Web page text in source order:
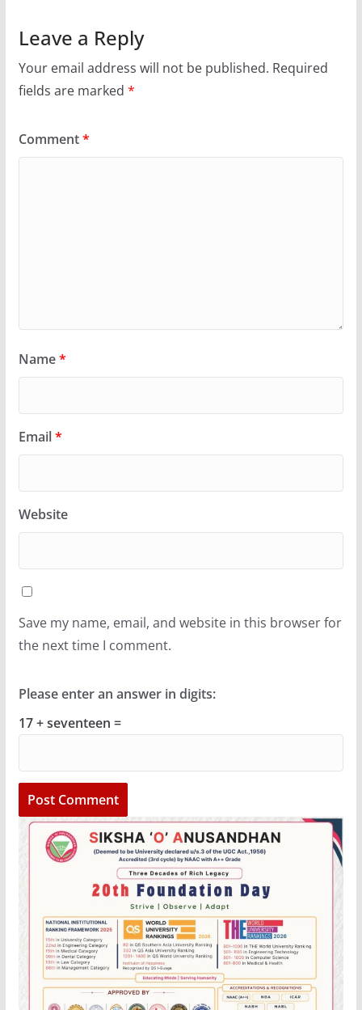
Leave a Reply
Your email address will not be published. Required
fields are marked *
Comment*
Name*
Email*
Website
Save my name, email, and website in this browser for
the next time I comment.
Please enter an answer in digits:
17 + seventeen =